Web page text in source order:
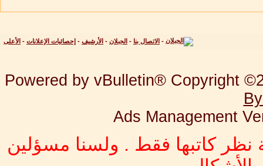
- الاتصال بنا - الجبلان - الأرشيف - إحصائيات الإعلانات - الأعلى
Powered by vBulletin® Copyright
Ads Management
نظر كاتبها فقط . ولسنا مسؤلين